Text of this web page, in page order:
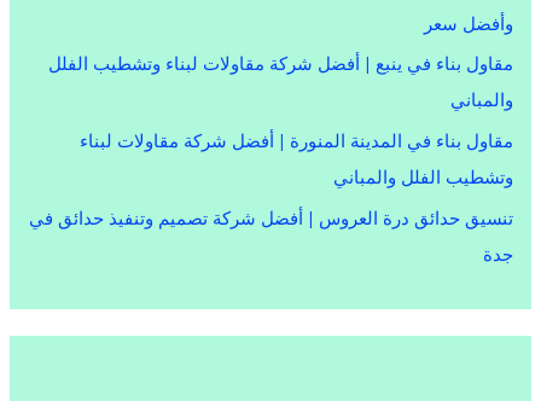
وأفضل سعر
مقاول بناء في ينبع | أفضل شركة مقاولات لبناء وتشطيب الفلل
والمباني
مقاول بناء في المدينة المنورة | أفضل شركة مقاولات لبناء
وتشطيب الفلل والمباني
تنسيق حدائق درة العروس | أفضل شركة تصميم وتنفيذ حدائق في
جدة